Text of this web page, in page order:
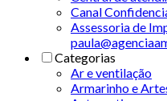
Canal
Assessoria de
Categorias
Ar e ventilação
Armarinho e